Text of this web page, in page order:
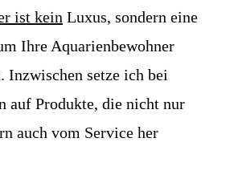
ist kein Luxus, sondern eine
Ihre Aquarienbewohner
Inzwischen setze ich bei
auf Produkte, die nicht nur
auch vom Service her